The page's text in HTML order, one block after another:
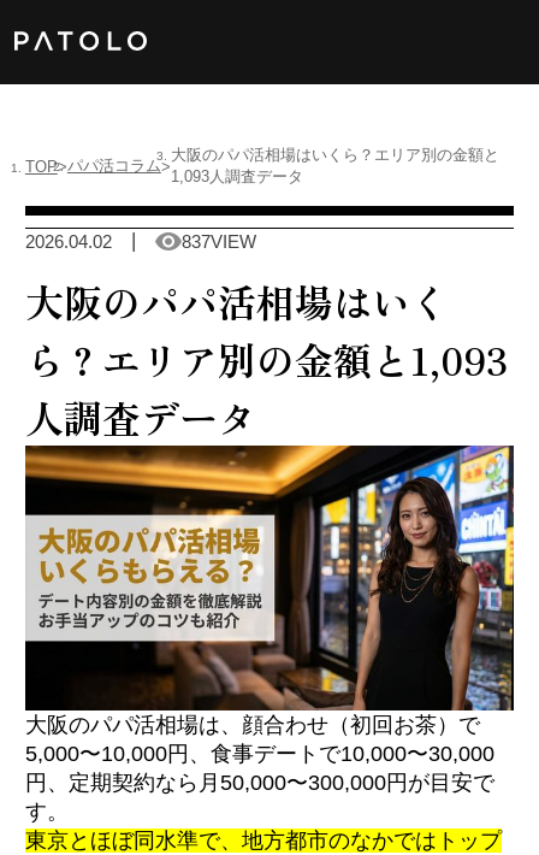
男性TOP
加盟店TOP
ABOUT US
TOP パパ活コラム
大阪のパパ活相場はいくら？エリア別の金額と
1,093人調査データ
2026.04.02 837VIEW
大阪のパパ活相場はいく
ら？エリア別の金額と1,093
人調査データ
大阪のパパ活相場は、顔合わせ（初回お茶）で
5,000〜10,000円、食事デートで10,000〜30,000
円、定期契約なら月50,000〜300,000円が目安で
す。
東京とほぼ同水準で、地方都市のなかではトップ